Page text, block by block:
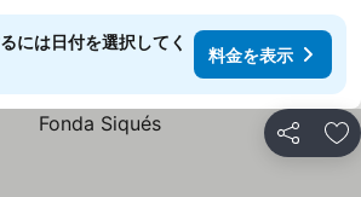
には日付を選択してく
料金を表示
シェア お